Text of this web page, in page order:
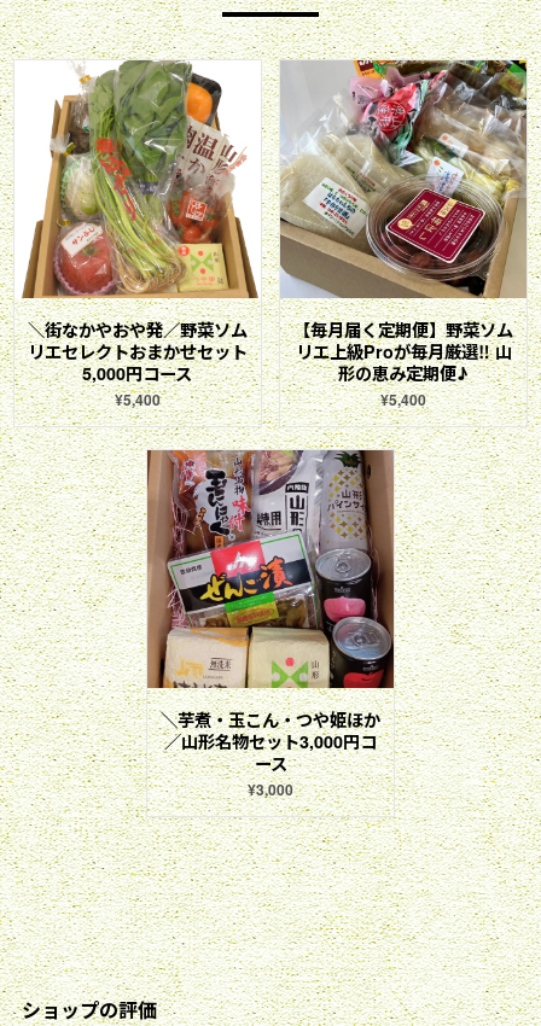
＼街なかやおや発／野菜ソム
リエセレクトおまかせセット
5,000円コース
¥5,400
【毎月届く定期便】野菜ソム
リエ上級Proが毎月厳選‼ 山
形の恵み定期便♪
¥5,400
＼芋煮・玉こん・つや姫ほか
／山形名物セット3,000円コ
ース
¥3,000
ショップの評価